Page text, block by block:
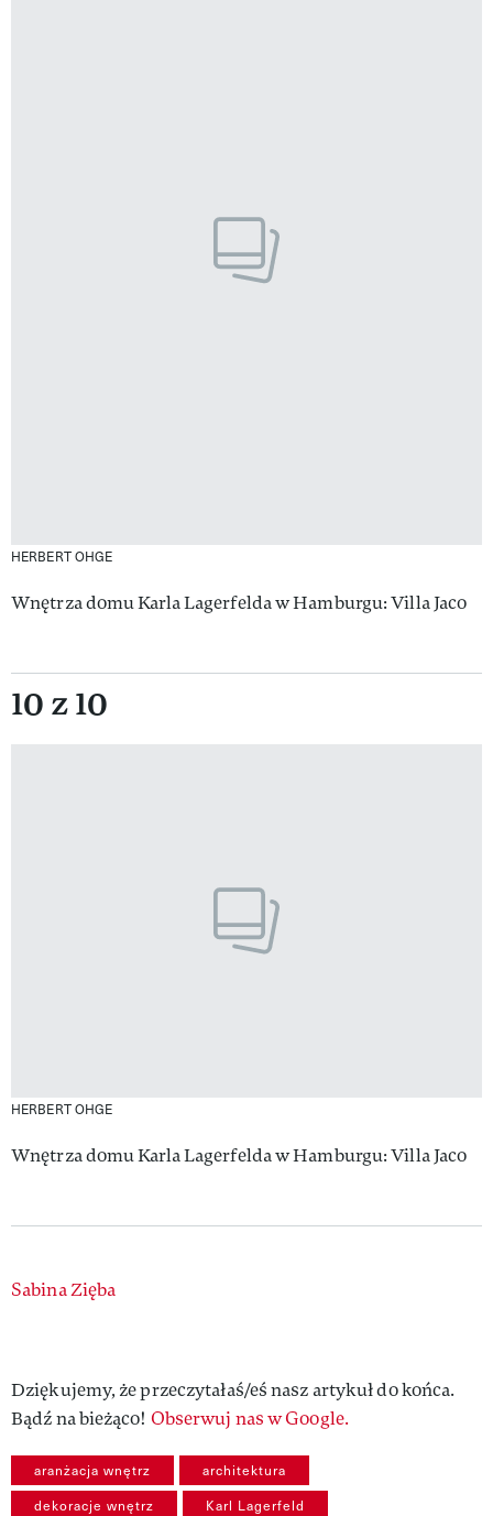
HERBERT OHGE
Wnętrza domu Karla Lagerfelda w Hamburgu: Villa Jaco
10 z 10
HERBERT OHGE
Wnętrza domu Karla Lagerfelda w Hamburgu: Villa Jaco
Authors
Sabina Zięba
Dziękujemy, że przeczytałaś/eś nasz artykuł do końca.
Bądź na bieżąco! Obserwuj nas w Google.
aranżacja wnętrz architektura
dekoracje wnętrz Karl Lagerfeld